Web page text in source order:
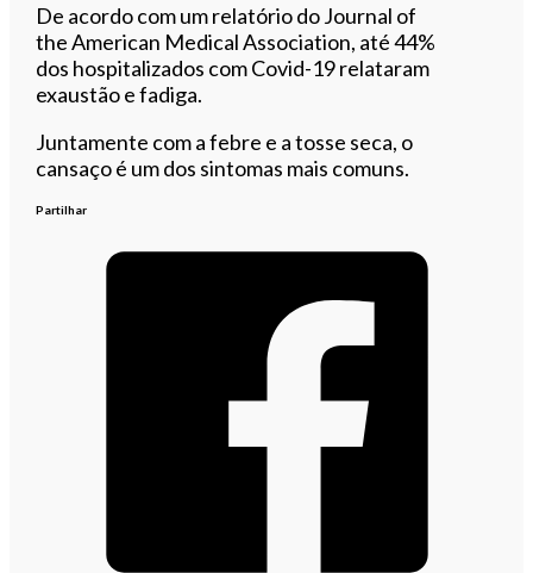
De acordo com um relatório do Journal of
the American Medical Association, até 44%
dos hospitalizados com Covid-19 relataram
exaustão e fadiga.
Juntamente com a febre e a tosse seca, o
cansaço é um dos sintomas mais comuns.
Partilhar